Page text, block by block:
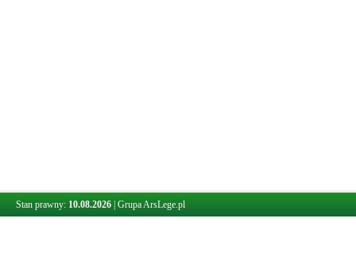
Stan prawny: 10.08.2026 Grupa ArsLege.pl